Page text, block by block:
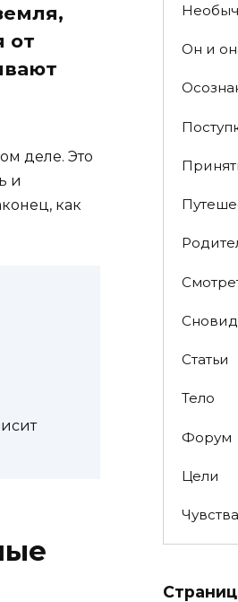
от
деле. Это
и
как
Он и
Статьи
Тело
Форум
Цели
Чувства